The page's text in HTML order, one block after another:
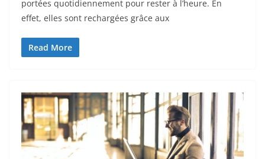
portées quotidiennement pour rester à l’heure. En
effet, elles sont rechargées grâce aux
Read More